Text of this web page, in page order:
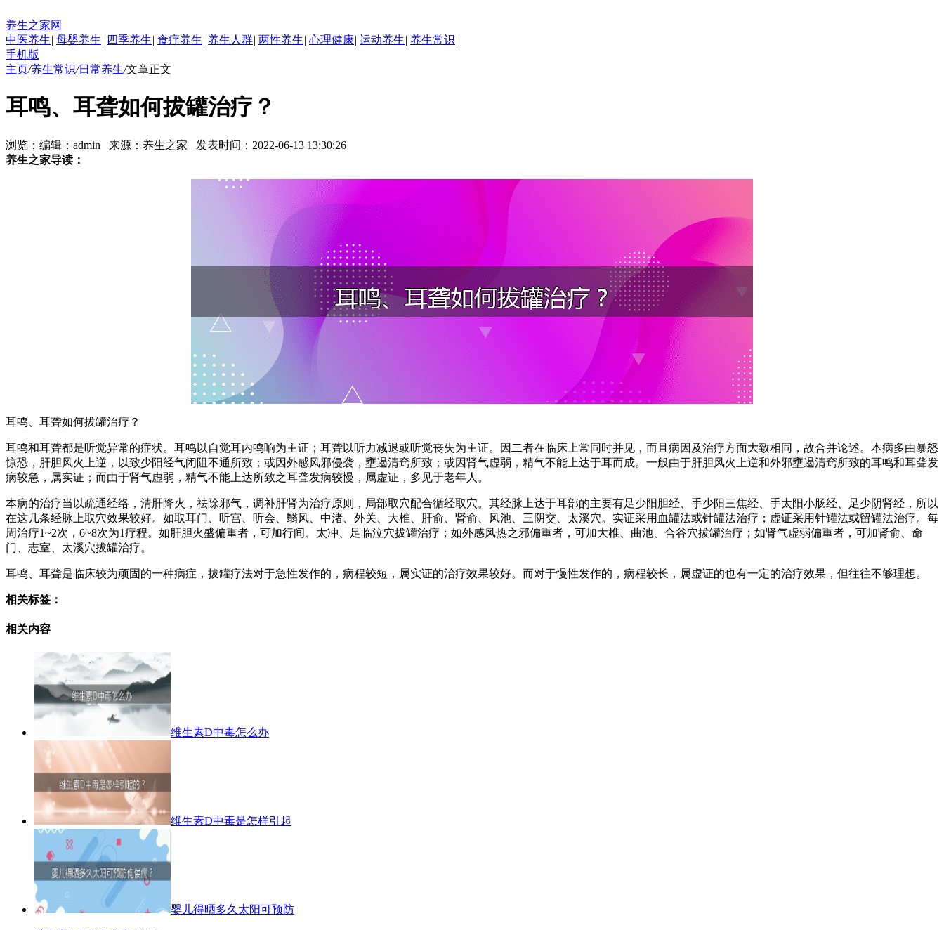
养生之家网
中医养生| 母婴养生| 四季养生| 食疗养生| 养生人群| 两性养生| 心理健康| 运动养生| 养生常识|
手机版
主页/养生常识/日常养生/文章正文
耳鸣、耳聋如何拔罐治疗？
浏览： 编辑： admin 来源： 养生之家 发表时间：2022-06-13 13:30:26
养生之家导读：
耳鸣、耳聋如何拔罐治疗？
耳鸣和耳聋都是听觉异常的症状。耳鸣以自觉耳内鸣响为主证；耳聋以听力减退或听觉丧失为主证。因二者在临床上常同时并见，而且病因及治疗方面大致相同，故合并论述。本病多由暴怒
惊恐，肝胆风火上逆，以致少阳经气闭阻不通所致；或因外感风邪侵袭，壅遏清窍所致；或因肾气虚弱，精气不能上达于耳而成。一般由于肝胆风火上逆和外邪壅遏清窍所致的耳鸣和耳聋发
病较急，属实证；而由于肾气虚弱，精气不能上达所致之耳聋发病较慢，属虚证，多见于老年人。
本病的治疗当以疏通经络，清肝降火，祛除邪气，调补肝肾为治疗原则，局部取穴配合循经取穴。其经脉上达于耳部的主要有足少阳胆经、手少阳三焦经、手太阳小肠经、足少阴肾经，所以
在这几条经脉上取穴效果较好。如取耳门、听宫、听会、翳风、中渚、外关、大椎、肝俞、肾俞、风池、三阴交、太溪穴。实证采用血罐法或针罐法治疗；虚证采用针罐法或留罐法治疗。每
周治疗1~2次，6~8次为1疗程。如肝胆火盛偏重者，可加行间、太冲、足临泣穴拔罐治疗；如外感风热之邪偏重者，可加大椎、曲池、合谷穴拔罐治疗；如肾气虚弱偏重者，可加肾俞、命
门、志室、太溪穴拔罐治疗。
耳鸣、耳聋是临床较为顽固的一种病症，拔罐疗法对于急性发作的，病程较短，属实证的治疗效果较好。而对于慢性发作的，病程较长，属虚证的也有一定的治疗效果，但往往不够理想。
相关标签：
相关内容
维生素D中毒怎么办
维生素D中毒是怎样引起
婴儿得晒多久太阳可预防